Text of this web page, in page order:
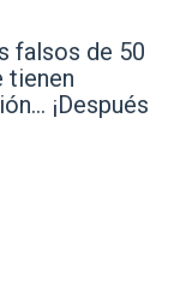
falsos de 50
tienen
¡Después